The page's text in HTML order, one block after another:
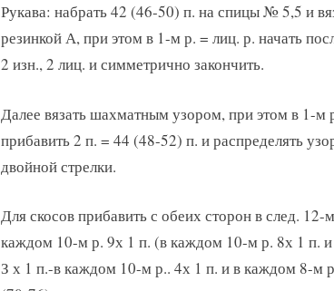
Рукава: набрать 42 (46-50) п. на спицы № 5,5 и
резинкой А, при этом в 1-м р. = лиц. р. начать
2 изн., 2 лиц. и симметрично закончить.
Далее вязать шахматным узором, при этом в 1-м
прибавить 2 п. = 44 (48-52) п. и распределять
двойной стрелки.
Для скосов прибавить с обеих сторон в след. 12-
каждом 10-м р. 9х 1 п. (в каждом 10-м р. 8х 1 п.
З х 1 п.-в каждом 10-м р.. 4х 1 п. и в каждом 8-м